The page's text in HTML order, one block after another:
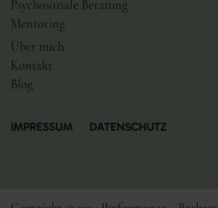
Über mich
Kontakt
Blog
Psychosoziale Beratung
Mentoring
IMPRESSUM DATENSCHUTZ